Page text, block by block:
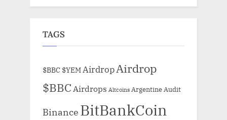
TAGS
$BBC $YEMAirdropAirdrop
$BBCAirdrops Altcoins Argentine Audit
Binance BitBankCoin